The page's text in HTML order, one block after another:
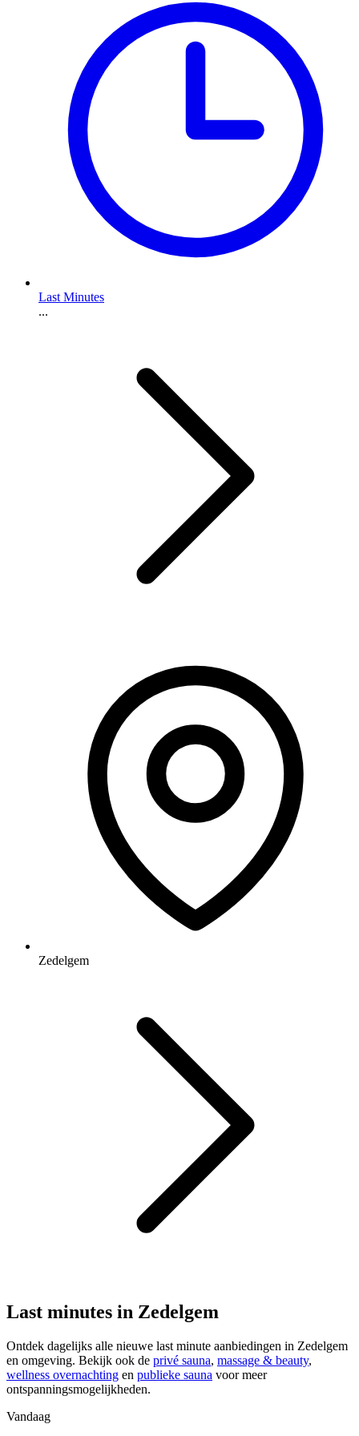
Last Minutes
...
Zedelgem
Last minutes in Zedelgem
Ontdek dagelijks alle nieuwe last minute aanbiedingen in Zedelgem
en omgeving. Bekijk ook de privé sauna, massage & beauty,
wellness overnachting en publieke sauna voor meer
ontspanningsmogelijkheden.
Vandaag